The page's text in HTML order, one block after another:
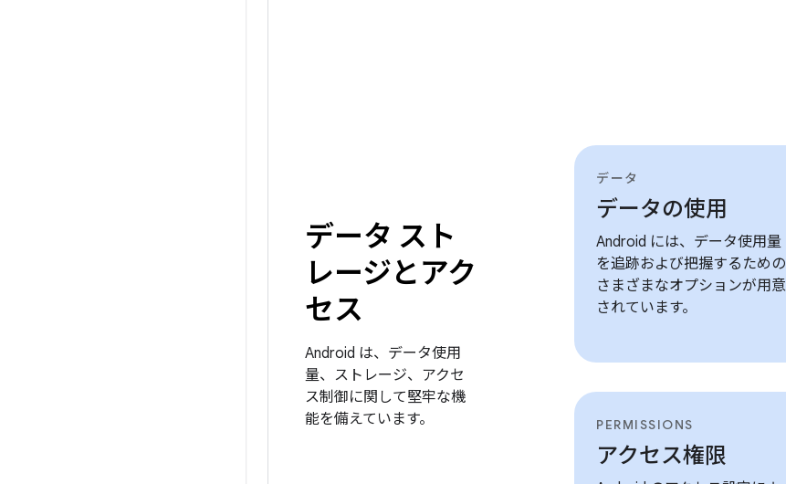
データ スト
レージとアク
セス
Android は、データ使用
量、ストレージ、アクセ
ス制御に関して堅牢な機
能を備えています。
データ
データの使用
Android には、データ使用量
を追跡および把握するための
さまざまなオプションが用意
されています。
PERMISSIONS
アクセス権限